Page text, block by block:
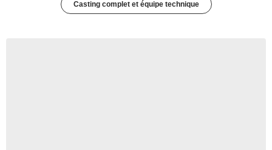
Casting complet et équipe technique